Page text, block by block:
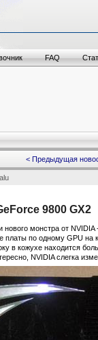
FAQ
< Предыдущая
9800 GX2
монстра от
платы по одному GPU
в кожухе находится
NVIDIA слегка